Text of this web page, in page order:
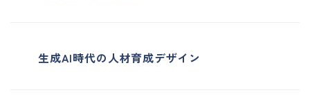
生成AI時代の人材育成デザイン